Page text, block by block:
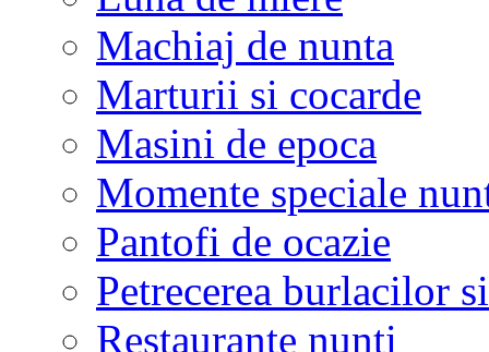
Machiaj de nunta
Marturii si cocarde
Masini de epoca
Momente speciale
Pantofi de ocazie
Petrecerea burlacilor
Restaurante nunti